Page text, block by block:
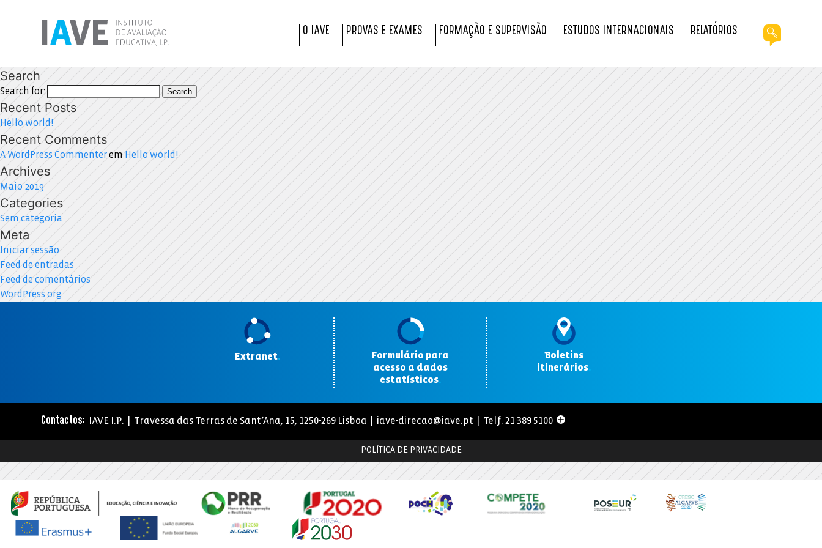
O IAVE PROVAS E EXAMES FORMAÇÃO E SUPERVISÃO ESTUDOS INTERNACIONAIS RELATÓRIOS
Search
Search for: Search
Recent Posts
Hello world!
Recent Comments
A WordPress Commenterem Hello world!
Archives
Maio 2019
Categories
Sem categoria
Meta
Iniciar sessão
Feed de entradas
Feed de comentários
WordPress.org
Extranet.
Formulário para
acesso a dados
estatísticos.
Boletins
itinerários.
Contactos: IAVE I.P. | Travessa das Terras de Sant’Ana, 15, 1250-269 Lisboa | iave-direcao@iave.pt | Telf. 21 389 5100
POLÍTICA DE PRIVACIDADE